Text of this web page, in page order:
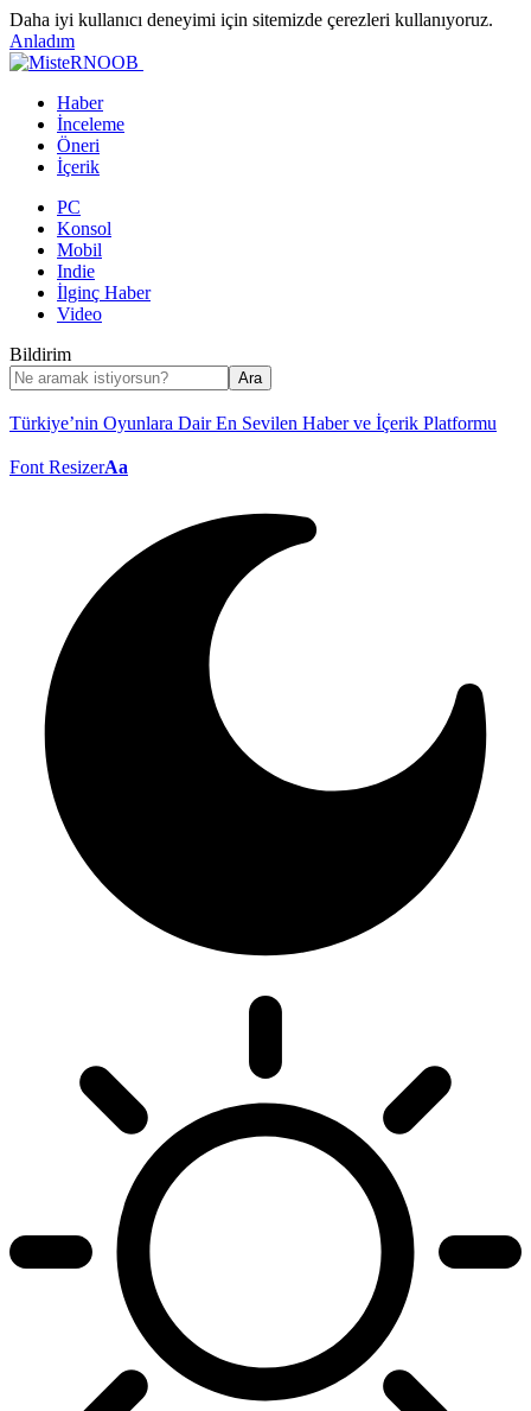
Daha iyi kullanıcı deneyimi için sitemizde çerezleri kullanıyoruz.
Anladım
Haber
İnceleme
Öneri
İçerik
PC
Konsol
Mobil
Indie
İlginç Haber
Video
Bildirim
Türkiye’nin Oyunlara Dair En Sevilen Haber ve İçerik Platformu
Font ResizerAa